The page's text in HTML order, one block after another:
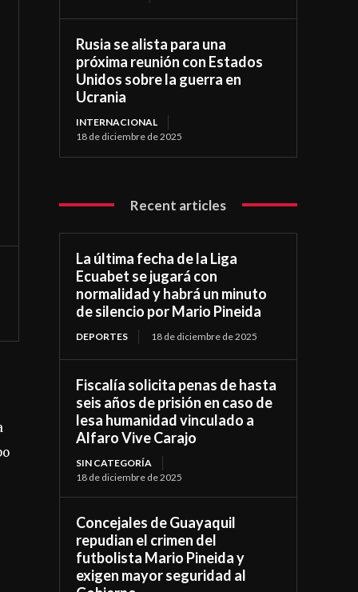
Rusia se alista para una
próxima reunión con Estados
Unidos sobre la guerra en
Ucrania
INTERNACIONAL
18 de diciembre de 2025
Recent articles
La última fecha de la Liga
Ecuabet se jugará con
normalidad y habrá un minuto
de silencio por Mario Pineida
DEPORTES 18 de diciembre de 2025
Fiscalía solicita penas de hasta
seis años de prisión en caso de
lesa humanidad vinculado a
Alfaro Vive Carajo
SIN CATEGORÍA
18 de diciembre de 2025
Concejales de Guayaquil
repudian el crimen del
futbolista Mario Pineida y
exigen mayor seguridad al